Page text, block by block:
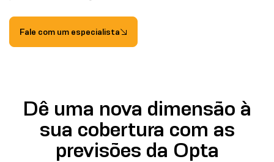
Fale com um especialista
Dê uma nova dimensão à
sua cobertura com as
previsões da Opta